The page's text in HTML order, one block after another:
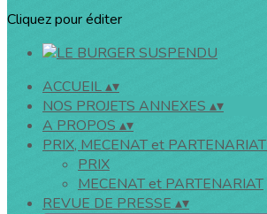
Cliquez pour éditer
ACCUEIL▴▾
NOS PROJETS ANNEXES ▴▾
A PROPOS ▴▾
PRIX, MECENAT et PARTENARIAT
PRIX
MECENAT et PARTENARIAT
REVUE DE PRESSE ▴▾